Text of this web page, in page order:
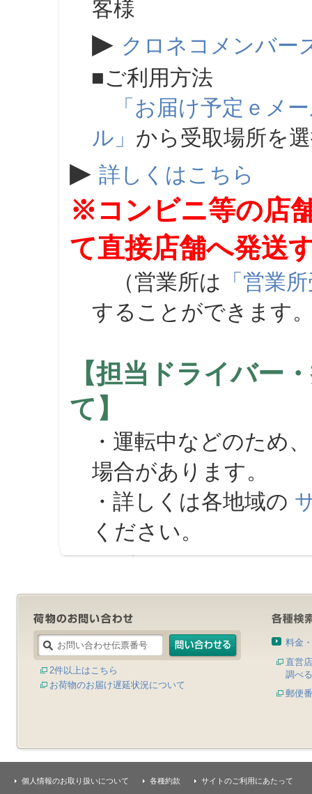
客様
▶ クロネコメンバー
■ご利用方法
「お届け予定ｅメ
ル」 から受取場所を
▶ 詳しくはこちら
※コンビニ等の店
て直接店舗へ発送
（営業所は 「営業
することができます
【担当ドライバー
て】
・運転中などのため
場合があります。
・詳しくは各地域の
ください。
2件以上はこちら
お荷物のお届け遅延状況について
料金
直営
調べる
郵便
個人情報のお取り扱いについて 各種約款 サイトのご利用にあたって